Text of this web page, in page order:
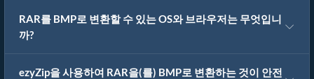
RAR를 BMP로 변환할 수 있는 OS와 브라우저는 무엇입니
까?
ezyZip을 사용하여 RAR을(를) BMP로 변환하는 것이 안전